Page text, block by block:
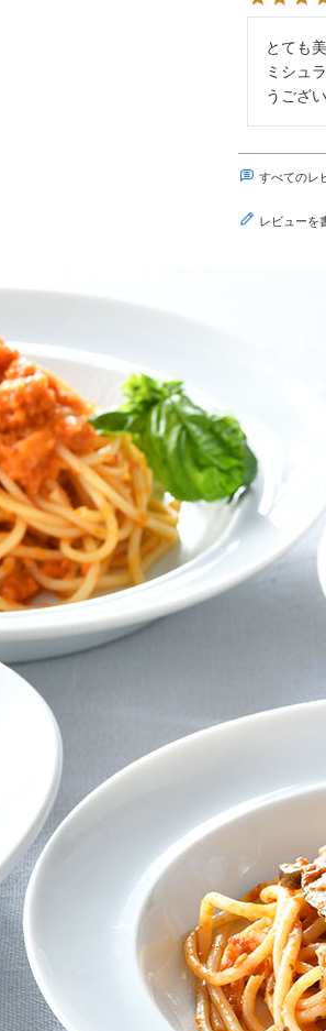
とても
ミシュ
うござ
すべてのレ
レビューを